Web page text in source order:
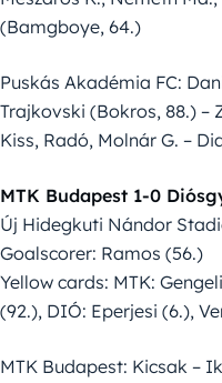
(Bamgboye, 64.)
Puskás Akadémia FC:
Trajkovski (Bokros, 88.) –
Kiss, Radó, Molnár G. –
MTK Budapest 1-0
Új Hidegkuti Nándor
Goalscorer: Ramos (56.)
Yellow cards: MTK:
(92.), DIÓ: Eperjesi (6.),
MTK Budapest: Kicsak –